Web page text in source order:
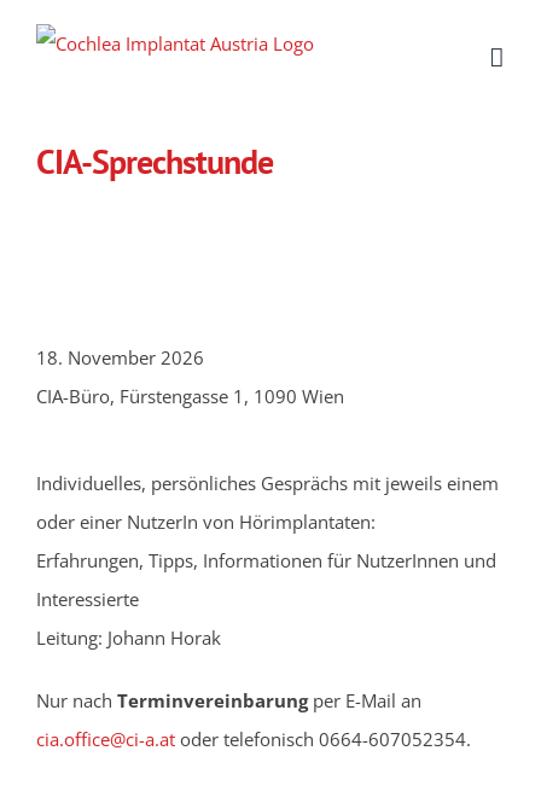
Zum
CIA-Sprechstunde
18. November 2026
CIA-Büro, Fürstengasse 1, 1090 Wien
Individuelles, persönliches Gesprächs mit jeweils einem
oder einer NutzerIn von Hörimplantaten:
Erfahrungen, Tipps, Informationen für NutzerInnen und
Interessierte
Leitung: Johann Horak
Nur nach Terminvereinbarungper E-Mail an
cia.office@ci-a.atoder telefonisch 0664-607052354.